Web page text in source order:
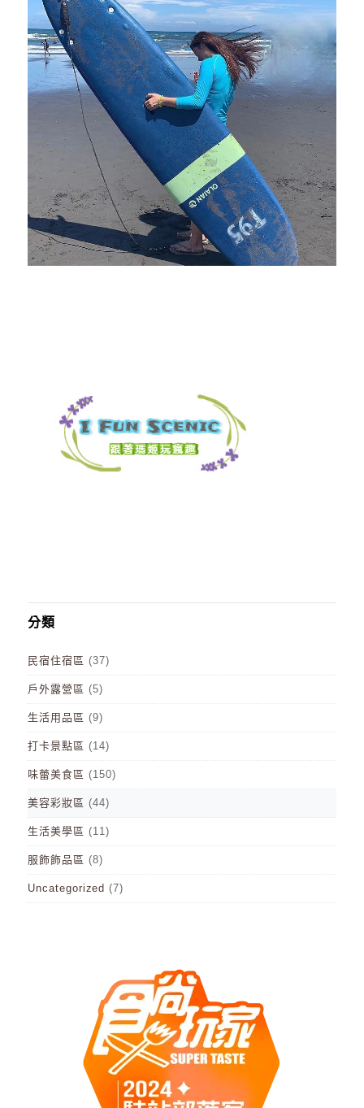
分類
民宿住宿區 (37)
戶外露營區 (5)
生活用品區 (9)
打卡景點區 (14)
味蕾美食區 (150)
美容彩妝區 (44)
生活美學區 (11)
服飾飾品區 (8)
Uncategorized (7)